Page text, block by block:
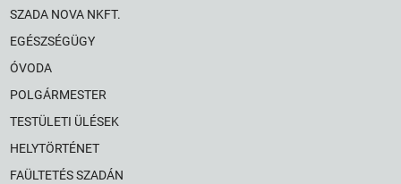
SZADA NOVA NKFT.
EGÉSZSÉGÜGY
ÓVODA
POLGÁRMESTER
TESTÜLETI ÜLÉSEK
HELYTÖRTÉNET
FAÜLTETÉS SZADÁN